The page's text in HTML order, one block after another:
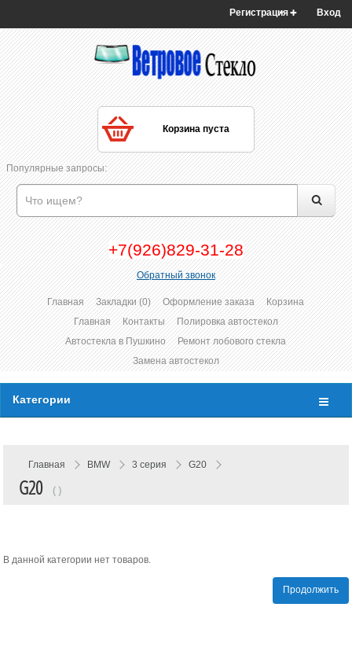
Вход
Регистрация
Корзина пуста
Популярные запросы:
+7(926)829-31-28
Обратный звонок
Главная Закладки (0) Оформление заказа
Корзина
Главная
Контакты
Полировка автостекол
Автостекла в Пушкино
Ремонт лобового стекла
Замена автостекол
Категории
Главная BMW 3 серия G20
G20 ( )
В данной категории нет товаров.
Продолжить